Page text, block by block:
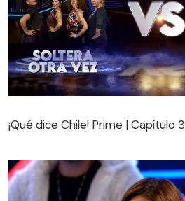
¡Qué dice Chile! Prime | Capítulo 3